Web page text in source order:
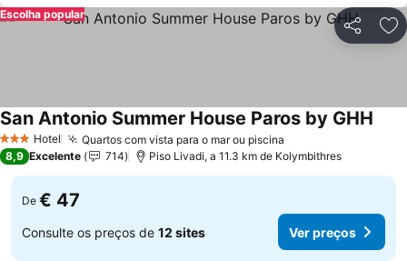
Partilhar
Escolha popular
3 EstrelasHotel Quartos com vista para o mar ou piscina
San Antonio Summer House Paros by GHH
8,9 Excelente 714 Piso Livadi, a 11.3 km de Kolymbithres
De € 47
Consulte os preços de 12 sites Ver preços